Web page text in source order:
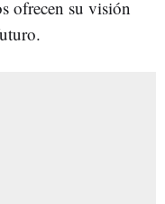
ofrecen su visión